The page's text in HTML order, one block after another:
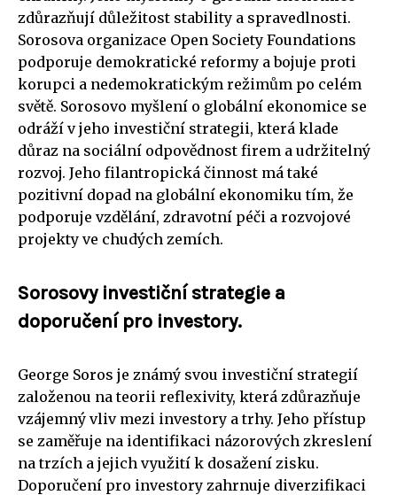
zdůrazňují důležitost stability a spravedlnosti.
Sorosova organizace Open Society Foundations
podporuje demokratické reformy a bojuje proti
korupci a nedemokratickým režimům po celém
světě. Sorosovo myšlení o globální ekonomice se
odráží v jeho investiční strategii, která klade
důraz na sociální odpovědnost firem a udržitelný
rozvoj. Jeho filantropická činnost má také
pozitivní dopad na globální ekonomiku tím, že
podporuje vzdělání, zdravotní péči a rozvojové
projekty ve chudých zemích.
Sorosovy investiční strategie a
doporučení pro investory.
George Soros je známý svou investiční strategií
založenou na teorii reflexivity, která zdůrazňuje
vzájemný vliv mezi investory a trhy. Jeho přístup
se zaměřuje na identifikaci názorových zkreslení
na trzích a jejich využití k dosažení zisku.
Doporučení pro investory zahrnuje diverzifikaci